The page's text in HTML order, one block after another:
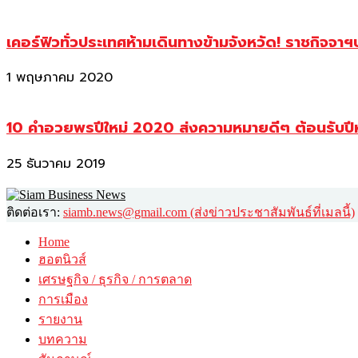
เคอร์ฟิวทั่วประเทศห้ามเดินทางข้ามจังหวัด! ราชกิจจา
1 พฤษภาคม 2020
10 คำอวยพรปีใหม่ 2020 ส่งความหมายดีๆ ต้อนรับ
25 ธันวาคม 2019
ติดต่อเรา: siamb.news@gmail.com (ส่งข่าวประชาสัมพันธ์ที่เมลนี้)
Home
ฮอตนิวส์
เศรษฐกิจ / ธุรกิจ / การตลาด
การเมือง
รายงาน
บทความ